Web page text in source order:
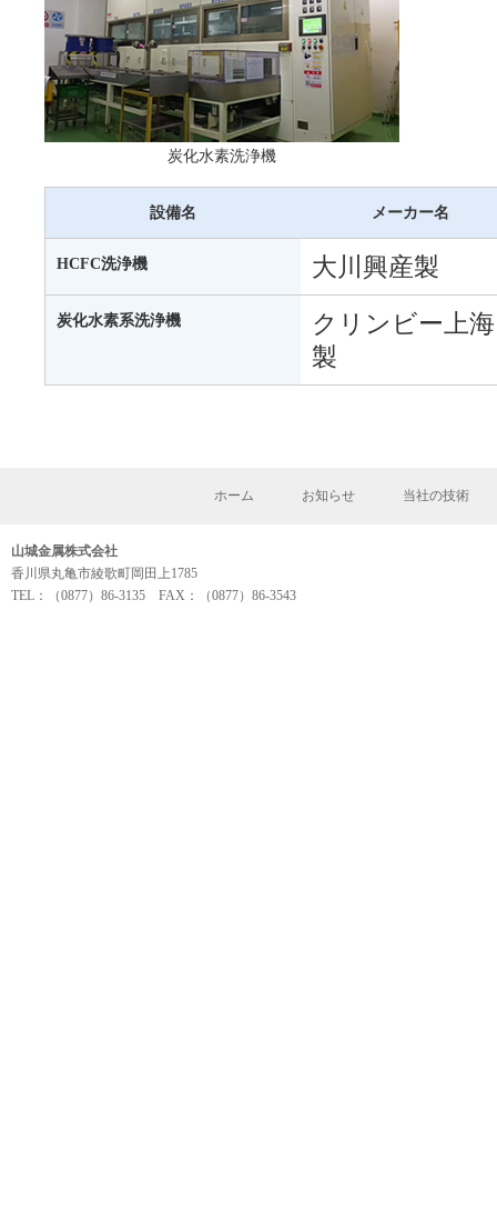
炭化水素洗浄機
設備名 メーカー名
HCFC洗浄機 大川興産製
炭化水素系洗浄機
クリンビー上海
製
ホーム お知らせ 当社の技術
山城金属株式会社
香川県丸亀市綾歌町岡田上1785
TEL：（0877）86-3135 FAX：（0877）86-3543